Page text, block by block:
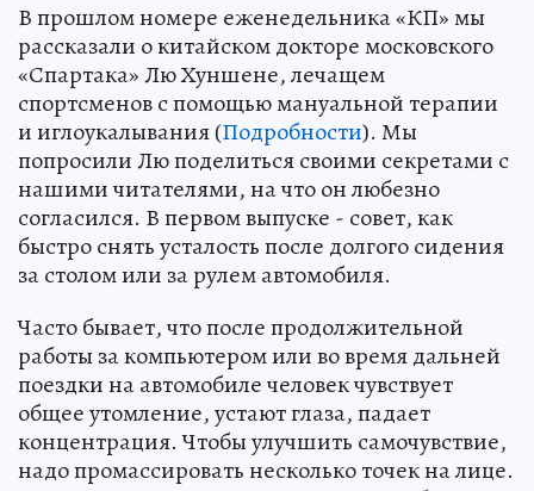
В прошлом номере еженедельника «КП» мы
рассказали о китайском докторе московского
«Спартака» Лю Хуншене, лечащем
спортсменов с помощью мануальной терапии
и иглоукалывания (Подробности). Мы
попросили Лю поделиться своими секретами с
нашими читателями, на что он любезно
согласился. В первом выпуске - совет, как
быстро снять усталость после долгого сидения
за столом или за рулем автомобиля.
Часто бывает, что после продолжительной
работы за компьютером или во время дальней
поездки на автомобиле человек чувствует
общее утомление, устают глаза, падает
концентрация. Чтобы улучшить самочувствие,
надо промассировать несколько точек на лице.